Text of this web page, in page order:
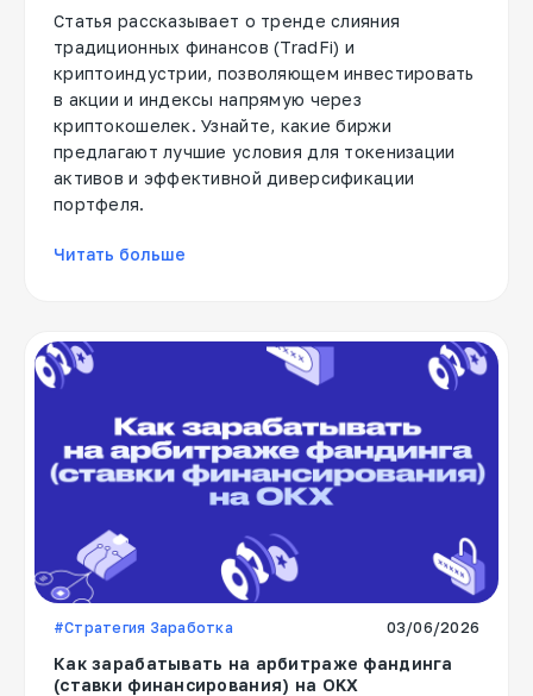
Статья рассказывает о тренде слияния
традиционных финансов (TradFi) и
криптоиндустрии, позволяющем инвестировать
в акции и индексы напрямую через
криптокошелек. Узнайте, какие биржи
предлагают лучшие условия для токенизации
активов и эффективной диверсификации
портфеля.
Читать больше
#Стратегия Заработка 03/06/2026
Как зарабатывать на арбитраже фандинга
(ставки финансирования) на OKX